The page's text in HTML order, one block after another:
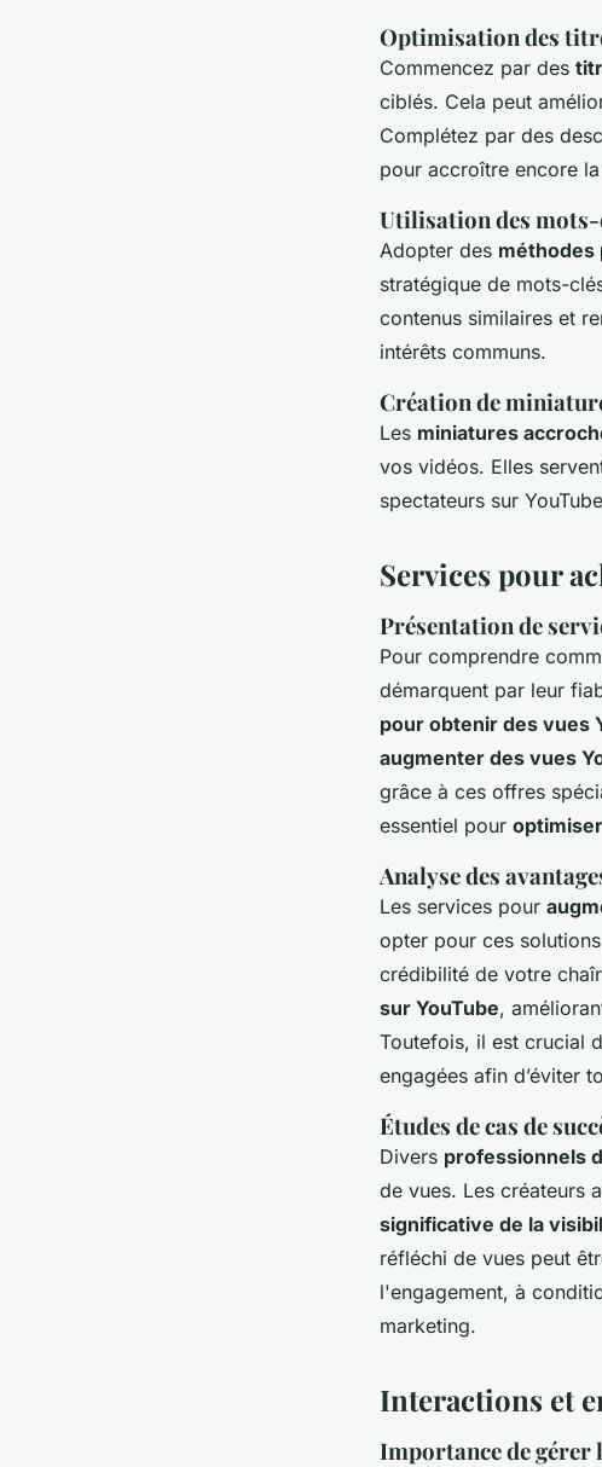
Optimisation des
Commencez par des
ciblés. Cela peut
Complétez par des
pour accroître encore
Utilisation des mots-
Adopter des méthodes
stratégique de mots-
contenus similaires et
intérêts communs.
Création de
Les miniatures
vos vidéos. Elles
spectateurs sur
Services pour
Présentation de
Pour comprendre
démarquent par leur
pour obtenir des vues
augmenter des vues
grâce à ces offres
essentiel pour
Analyse des
Les services pour
opter pour ces
crédibilité de votre
sur YouTube,
Toutefois, il est crucial
engagées afin d’éviter
Études de cas de
Divers professionnels
de vues. Les créateurs
significative de la
réfléchi de vues peut
l'engagement, à
marketing.
Interactions et
Importance de gérer